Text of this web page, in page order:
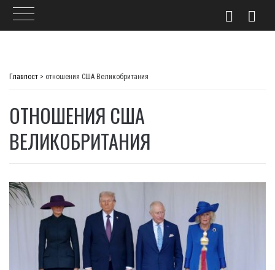
Главпост > отношения США Великобритания
ОТНОШЕНИЯ США
ВЕЛИКОБРИТАНИЯ